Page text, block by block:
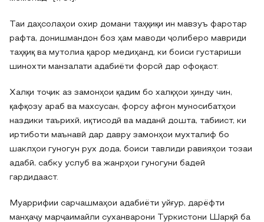
Таи даҳсолаҳои охир домани таҳқиқи ин мавзуъ фаротар
рафта, донишмандон боз ҳам маводи ҷолиберо мавриди
таҳқиқ ва мутолиа қарор медиҳанд, ки боиси густариши
шинохти манзалати адабиёти форсӣ дар офоқаст.
Халқи тоҷик аз замонҳои қадим бо халқҳои ҳинду чин,
қафқозу араб ва махсусан, форсу афғон муносибатҳои
наздики таърихӣ, иқтисодӣ ва маданӣ дошта, табиист, ки
иртиботи маънавӣ дар давру замонҳои мухталиф бо
шаклҳои гуногун рух дода, боиси тавлиди равияҳои тозаи
адабӣ, сабку услуб ва жанрҳои гуногуни бадеӣ
гардидааст.
Муаррифии сарчашмаҳои адабиёти уйғур, дарёфти
манҳаҷу марҷаимайли суханварони Туркистони Шарқӣ ба